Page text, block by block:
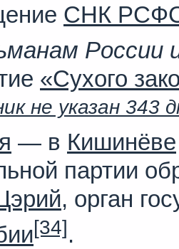
СНК
России
«Сухого
не указан 343
— в Кишинёве
партии
, орган
[34] .